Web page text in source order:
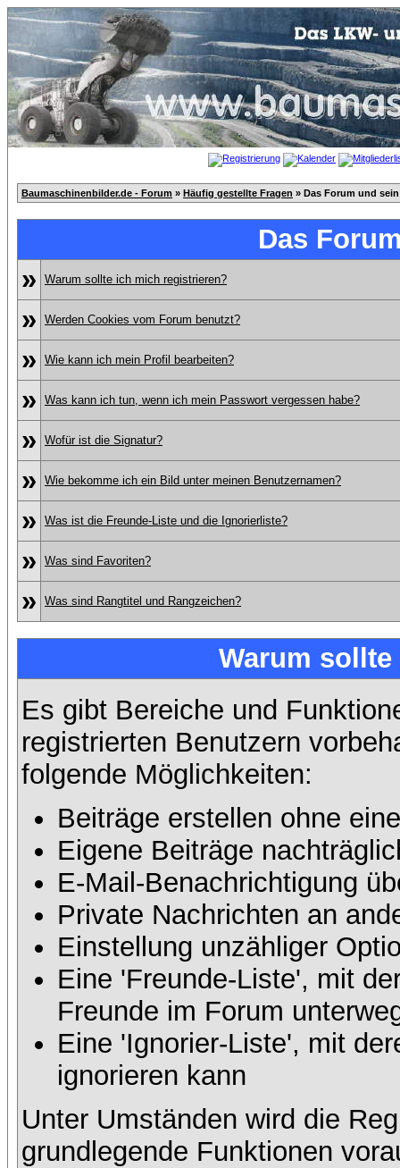
Baumaschinenbilder.de - Forum » Häufig gestellte Fragen » Das Forum und
Das
»
Warum sollte ich mich registrieren?
» Werden Cookies vom Forum benutzt?
» Wie kann ich mein Profil bearbeiten?
» Was kann ich tun, wenn ich mein Passwort vergessen habe?
» Wofür ist die Signatur?
» Wie bekomme ich ein Bild unter meinen Benutzernamen?
» Was ist die Freunde-Liste und die Ignorierliste?
» Was sind Favoriten?
» Was sind Rangtitel und Rangzeichen?
Warum
Es gibt Bereiche und
registrierten Benutzern
folgende Möglichkeiten:
Beiträge erstellen ohne
Eigene Beiträge
E-Mail-Benachrichtigung
Private Nachrichten an
Einstellung unzähliger
Eine 'Freunde-Liste', mit
Freunde im Forum
Eine 'Ignorier-Liste', mit
ignorieren kann
Unter Umständen wird die
grundlegende Funktionen